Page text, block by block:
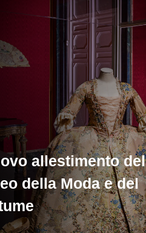
allestimento del
della Moda e del